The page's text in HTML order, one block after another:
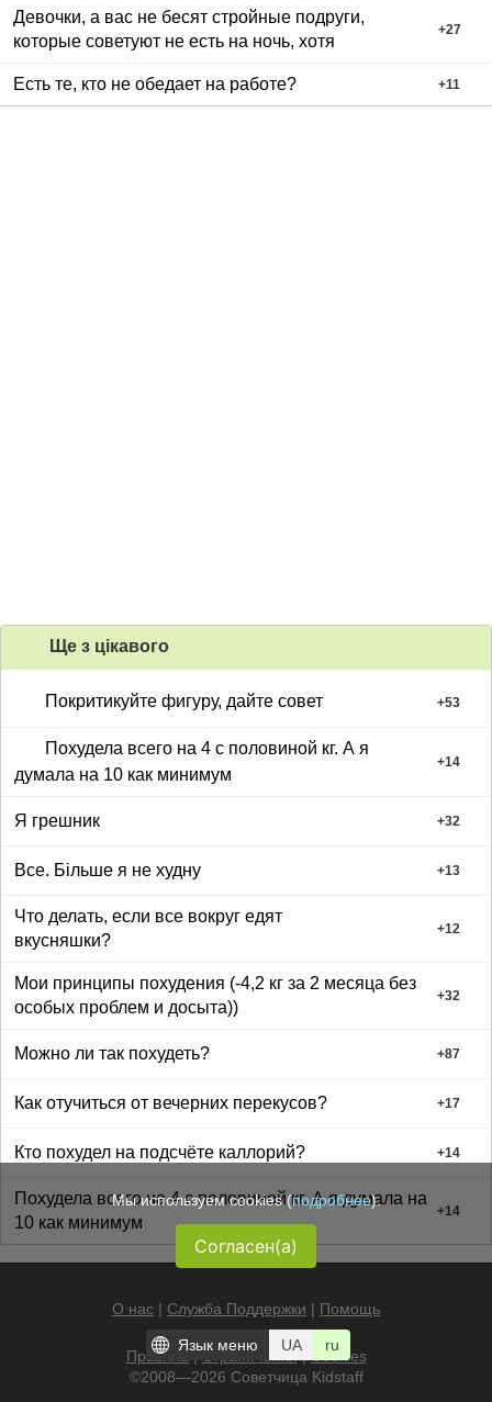
Девочки, а вас не бесят стройные подруги,
которые советуют не есть на ночь, хотя
+27
Есть те, кто не обедает на работе? +11
Ще з цiкавого
Покритикуйте фигуру, дайте совет +53
Похудела всего на 4 с половиной кг. А я
думала на 10 как минимум
+14
Я грешник +32
Все. Більше я не худну +13
Что делать, если все вокруг едят
вкусняшки?
+12
Мои принципы похудения (-4,2 кг за 2 месяца без
особых проблем и досыта))
+32
Можно ли так похудеть? +87
Как отучиться от вечерних перекусов? +17
Кто похудел на подсчёте каллорий? +14
Похудела всего на 4 с половиной кг. А я думала на
10 как минимум
+14
О нас | Служба Поддержки | Помощь
Правила|Ограничения|Cookies
©2008—2026 Советчица Kidstaff
Мы используем cookies (подробнее).
Согласен(а)
Язык меню UA ru